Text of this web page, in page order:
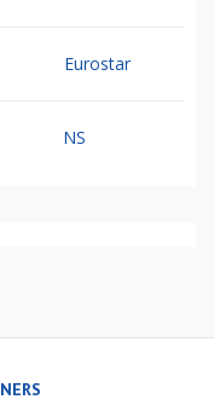
Eurostar
NS